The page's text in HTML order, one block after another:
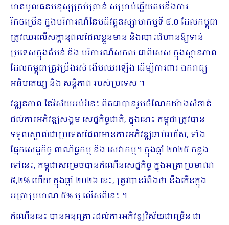
មានមូលធនមនុស្សគ្រប់គ្រាន់ សម្រាប់ឆ្លើយតបនឹងការ
រីកចម្រើន ក្នុងបរិការណ៍នៃបដិវត្តឧស្សាហកម្មទី ៤.០ ដែលកម្ពុជា
ត្រូវឈរលើសក្តានុពលដែលខ្លួនមាន និងបោះជំហានឱ្យទាន់
ប្រទេសក្នុងតំបន់ និង បរិការណ៍សកល ជាពិសេស ក្នុងស្ថានភាព
ដែលកម្ពុជាត្រូវប្រឹងរស់ ងើបឈរឡើង ដើម្បីការពារ ឯករាជ្យ
អធិបតេយ្យ និង សន្តិភាព របស់ប្រទេស ។
វឌ្ឍនភាព នៃវិស័យអប់រំនេះ ពិតជាបានរួមចំណែកយ៉ាងសំខាន់
ដល់ការអភិវឌ្ឍសង្គម សេដ្ឋកិច្ចជាតិ, ក្នុងនោះ កម្ពុជាត្រូវបាន
ទទួលស្គាល់ជាប្រទេសដែលមានការអភិវឌ្ឍឆាប់រហ័ស, ទាំង
ផ្នែកសេដ្ឋកិច្ច ពាណិជ្ជកម្ម និង សេវាកម្ម។ ក្នុងឆ្នាំ ២០២៥ កន្លង
ទៅនេះ, កម្ពុជាសម្រេចបានកំណើនសេដ្ឋកិច្ច ក្នុងអត្រាប្រមាណ
៥,២% ហើយ ក្នុងឆ្នាំ ២០២៦ នេះ, ត្រូវបានរំពឹងថា នឹងកើនក្នុង
អត្រាប្រមាណ ៥% ឬ លើសពីនេះ ។
កំណើននេះ បានអនុគ្រោះដល់ការអភិវឌ្ឍវិស័យជាច្រើន ជា